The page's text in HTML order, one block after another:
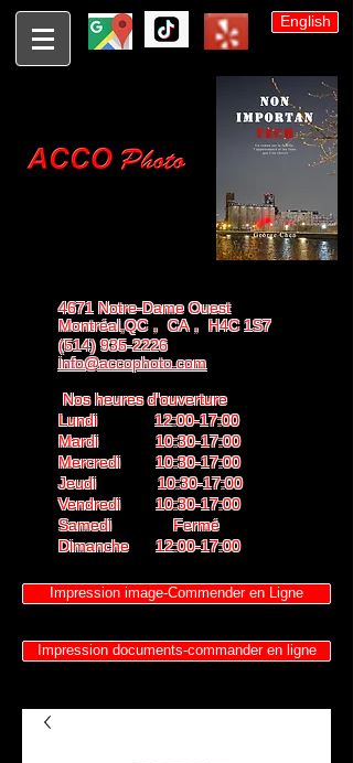
English
4671 Notre-Dame Ouest
Montréal,QC， CA， H4C 1S7
(514) 935-2226
info@accophoto.com
Nos heures d'ouverture
Lundi 12:00-17:00
Mardi 10:30-17:00
Mercredi 10:30-17:00
Jeudi 10:30-17:00
Vendredi 10:30-17:00
Samedi Fermé
Dimanche 12:00-17:00
Impression image-Commender en Ligne
Impression documents-commander en ligne